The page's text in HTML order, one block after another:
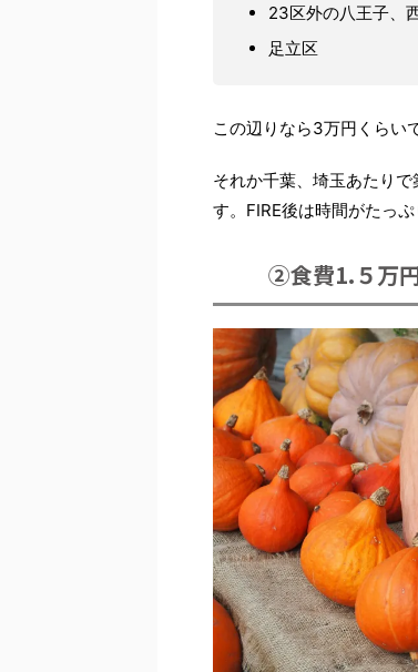
23区外の八王子、
足立区
この辺りなら3万円くらい
それか千葉、埼玉あたり
す。FIRE後は時間がたっぷ
②食費1.５万